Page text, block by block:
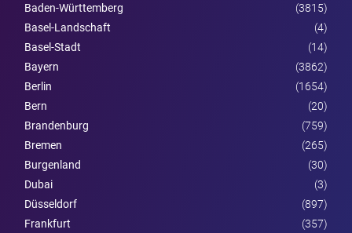
Baden-Württemberg
(3815)
Basel-Landschaft
(4)
Basel-Stadt
(14)
Bayern
(3862)
Berlin
(1654)
Bern
(20)
Brandenburg
(759)
Bremen
(265)
Burgen­land
(30)
Dubai
(3)
Düsseldorf
(897)
Frankfurt
(357)